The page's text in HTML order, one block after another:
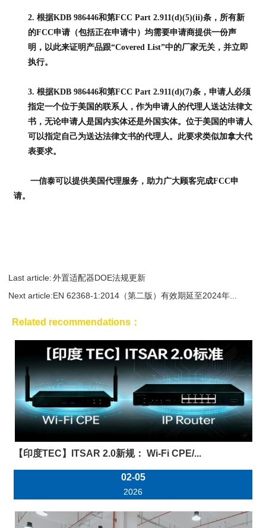
2. 根据KDB 986446和第FCC Part 2.911(d)(5)(ii)条， 所有新
的FCC申请（包括正在申请中）均需要申请商提供一份声
明，以此来证明产品跟“Covered List”中的厂家无关，并立即
执行。
3. 根据KDB 986446和第FCC Part 2.911(d)(7)条， 申请人必须
指定一个位于美国的联系人，作为申请人的代理人送达法律文
书，无论申请人是国内实体还是外国实体。位于美国的申请人
可以指定自己为送达法律文书的代理人。此要求类似加拿大代
表要求。
一信泰可以提供美国代理服务， 助力广大顾客完成FCC申
请。
Last article: 外置适配器DOE法规更新
Next article:EN 62368-1:2014（第二版）有效期延至2024年...
Related recommendations：
【印度TEC】ITSAR 2.0新规： Wi-Fi CPE/...
02-05
2026